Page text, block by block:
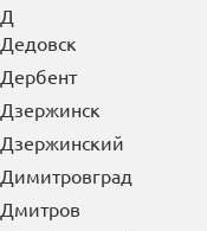
Гусь-Хрустальный
Д
Дедовск
Дербент
Дзержинск
Дзержинский
Димитровград